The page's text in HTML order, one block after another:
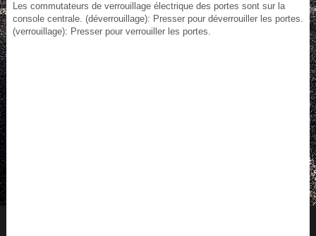
Les commutateurs de verrouillage électrique des portes sont sur la
console centrale. (déverrouillage): Presser pour déverrouiller les portes.
(verrouillage): Presser pour verrouiller les portes.